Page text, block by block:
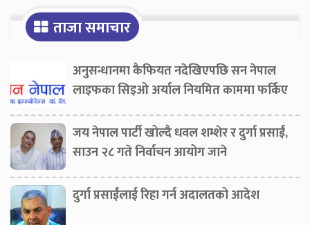
ताजा समाचार
अनुसन्धानमा कैफियत नदेखिएपछि सन नेपाल
लाइफका सिइओ अर्याल नियमित काममा फर्किए
जय नेपाल पार्टी खोल्दै धवल शम्शेर र दुर्गा प्रसाईं,
साउन २८ गते निर्वाचन आयोग जाने
दुर्गा प्रसाईंलाई रिहा गर्न अदालतको आदेश